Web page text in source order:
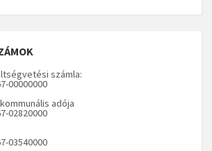
számla:
00000000
adója
02820000
03540000